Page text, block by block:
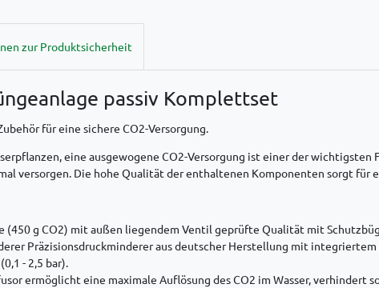
zur Produktsicherheit
passiv Komplettset
für eine sichere CO2-Versorgung.
eine ausgewogene CO2-Versorgung ist einer der
versorgen. Die hohe Qualität der enthaltenen Komponenten sorgt für
(450 g CO2) mit außen liegendem Ventil geprüfte Qualität mit
Präzisionsdruckminderer aus deutscher Herstellung mit
- 2,5 bar).
ermöglicht eine maximale Auflösung des CO2 im Wasser, verhindert